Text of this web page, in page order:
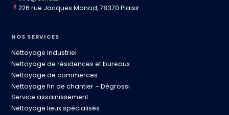
226 rue Jacques Monod, 78370 Plaisir
NOS SERVICES
Nettoyage industriel
Nettoyage de résidences et bureaux
Nettoyage de commerces
Nettoyage fin de chantier – Dégrossi
Service assainissement
Nettoyage lieux spécialisés